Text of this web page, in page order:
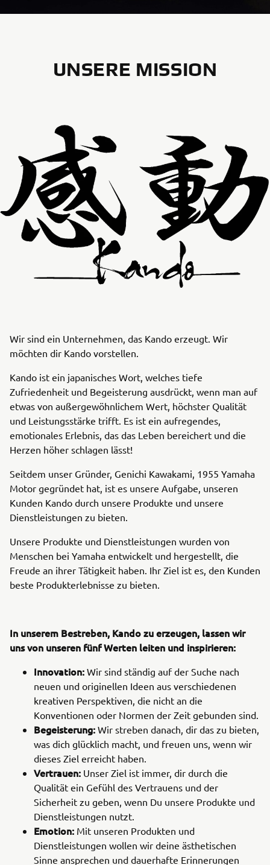
UNSERE MISSION
Wir sind ein Unternehmen, das Kando erzeugt. Wir
möchten dir Kando vorstellen.
Kando ist ein japanisches Wort, welches tiefe
Zufriedenheit und Begeisterung ausdrückt, wenn man auf
etwas von außergewöhnlichem Wert, höchster Qualität
und Leistungsstärke trifft. Es ist ein aufregendes,
emotionales Erlebnis, das das Leben bereichert und die
Herzen höher schlagen lässt!
Seitdem unser Gründer, Genichi Kawakami, 1955 Yamaha
Motor gegründet hat, ist es unsere Aufgabe, unseren
Kunden Kando durch unsere Produkte und unsere
Dienstleistungen zu bieten.
Unsere Produkte und Dienstleistungen wurden von
Menschen bei Yamaha entwickelt und hergestellt, die
Freude an ihrer Tätigkeit haben. Ihr Ziel ist es, den Kunden
beste Produkterlebnisse zu bieten.
In unserem Bestreben, Kando zu erzeugen, lassen wir
uns von unseren fünf Werten leiten und inspirieren:
Innovation: Wir sind ständig auf der Suche nach
neuen und originellen Ideen aus verschiedenen
kreativen Perspektiven, die nicht an die
Konventionen oder Normen der Zeit gebunden sind.
Begeisterung: Wir streben danach, dir das zu bieten,
was dich glücklich macht, und freuen uns, wenn wir
dieses Ziel erreicht haben.
Vertrauen: Unser Ziel ist immer, dir durch die
Qualität ein Gefühl des Vertrauens und der
Sicherheit zu geben, wenn Du unsere Produkte und
Dienstleistungen nutzt.
Emotion: Mit unseren Produkten und
Dienstleistungen wollen wir deine ästhetischen
Sinne ansprechen und dauerhafte Erinnerungen